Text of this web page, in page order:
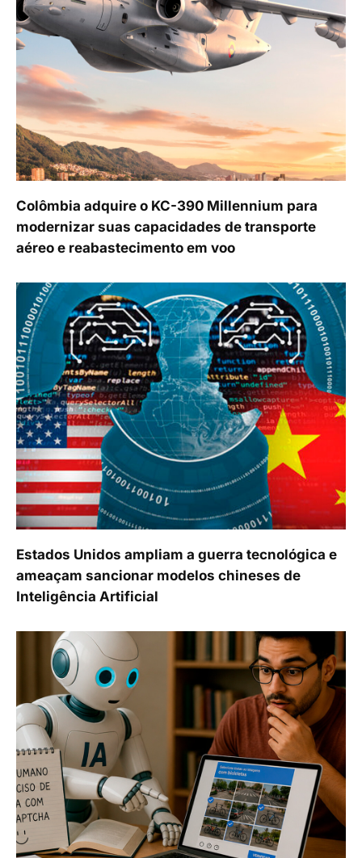
Colômbia adquire o KC-390 Millennium para
modernizar suas capacidades de transporte
aéreo e reabastecimento em voo
Estados Unidos ampliam a guerra tecnológica e
ameaçam sancionar modelos chineses de
Inteligência Artificial